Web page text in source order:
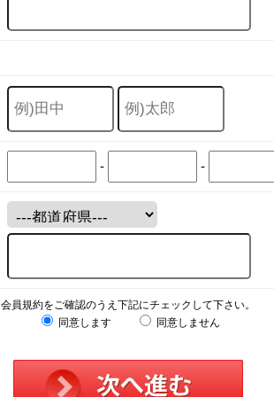
- -
会員規約をご確認のうえ下記にチェックして下さい。
同意します
同意しません